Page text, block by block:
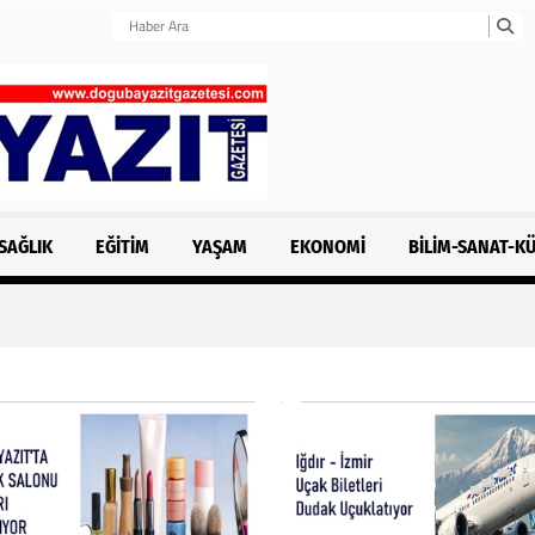
EĞITIM YAŞAM EKONOMI BILIM-SANAT-